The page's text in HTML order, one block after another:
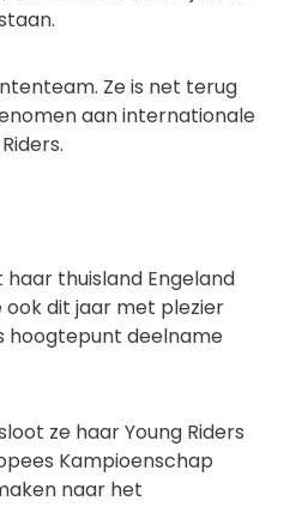
Ze is net terug
aan internationale
thuisland Engeland
dit jaar met plezier
hoogtepunt deelname
ze haar Young Riders
Kampioenschap
naar het